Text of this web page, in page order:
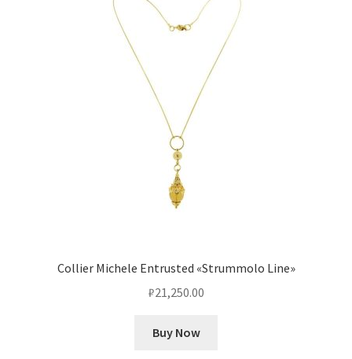
Collier Michele Entrusted «Strummolo Line»
₽21,250.00
Buy Now